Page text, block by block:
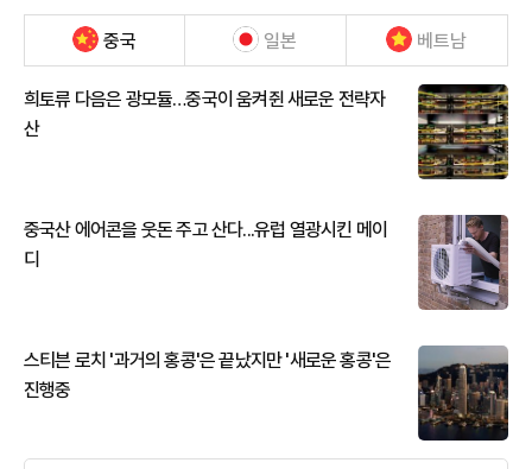
중국 일본 베트남
희토류 다음은 광모듈…중국이 움켜쥔 새로운 전략자
산
중국산 에어콘을 웃돈 주고 산다...유럽 열광시킨 메이
디
스티븐 로치 '과거의 홍콩'은 끝났지만 '새로운 홍콩'은
진행중